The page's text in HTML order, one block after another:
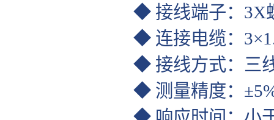
◆ 接线端子：3X
◆ 连接电缆：
◆ 接线方式：三
◆ 测量精度：